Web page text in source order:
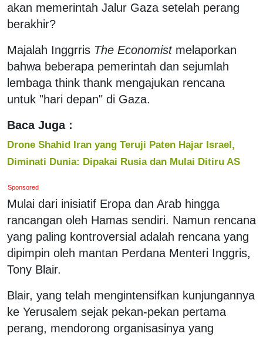
akan memerintah Jalur Gaza setelah perang
berakhir?
Majalah Inggrris The Economistmelaporkan
bahwa beberapa pemerintah dan sejumlah
lembaga think thank mengajukan rencana
untuk "hari depan" di Gaza.
Baca Juga :
Drone Shahid Iran yang Teruji Paten Hajar Israel,
Diminati Dunia: Dipakai Rusia dan Mulai Ditiru AS
Sponsored
Mulai dari inisiatif Eropa dan Arab hingga
rancangan oleh Hamas sendiri. Namun rencana
yang paling kontroversial adalah rencana yang
dipimpin oleh mantan Perdana Menteri Inggris,
Tony Blair.
Blair, yang telah mengintensifkan kunjungannya
ke Yerusalem sejak pekan-pekan pertama
perang, mendorong organisasinya yang